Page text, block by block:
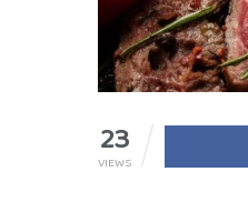
23
VIEWS